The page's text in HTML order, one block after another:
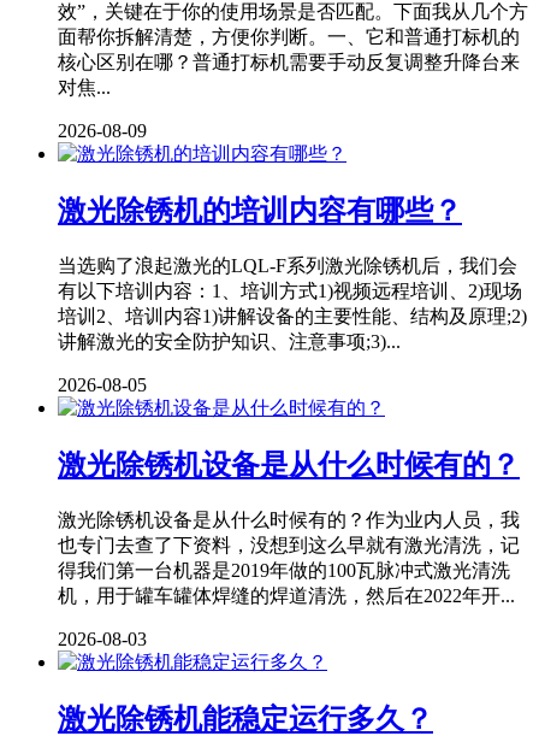
效”，关键在于你的使用场景是否匹配。下面我从几个方
面帮你拆解清楚，方便你判断。一、它和普通打标机的
核心区别在哪？普通打标机需要手动反复调整升降台来
对焦...
2026-08-09
激光除锈机的培训内容有哪些？
当选购了浪起激光的LQL-F系列激光除锈机后，我们会
有以下培训内容：1、培训方式1)视频远程培训、2)现场
培训2、培训内容1)讲解设备的主要性能、结构及原理;2)
讲解激光的安全防护知识、注意事项;3)...
2026-08-05
激光除锈机设备是从什么时候有的？
激光除锈机设备是从什么时候有的？作为业内人员，我
也专门去查了下资料，没想到这么早就有激光清洗，记
得我们第一台机器是2019年做的100瓦脉冲式激光清洗
机，用于罐车罐体焊缝的焊道清洗，然后在2022年开...
2026-08-03
激光除锈机能稳定运行多久？